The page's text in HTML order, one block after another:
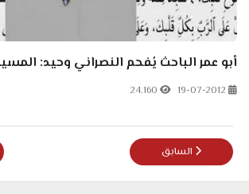
أبو عمر الباحث يُفحم النصراني وحيد:
19-07-2012
24.160
المقال السابق: رسالة الشيخ عمار صالح مدير
السابق